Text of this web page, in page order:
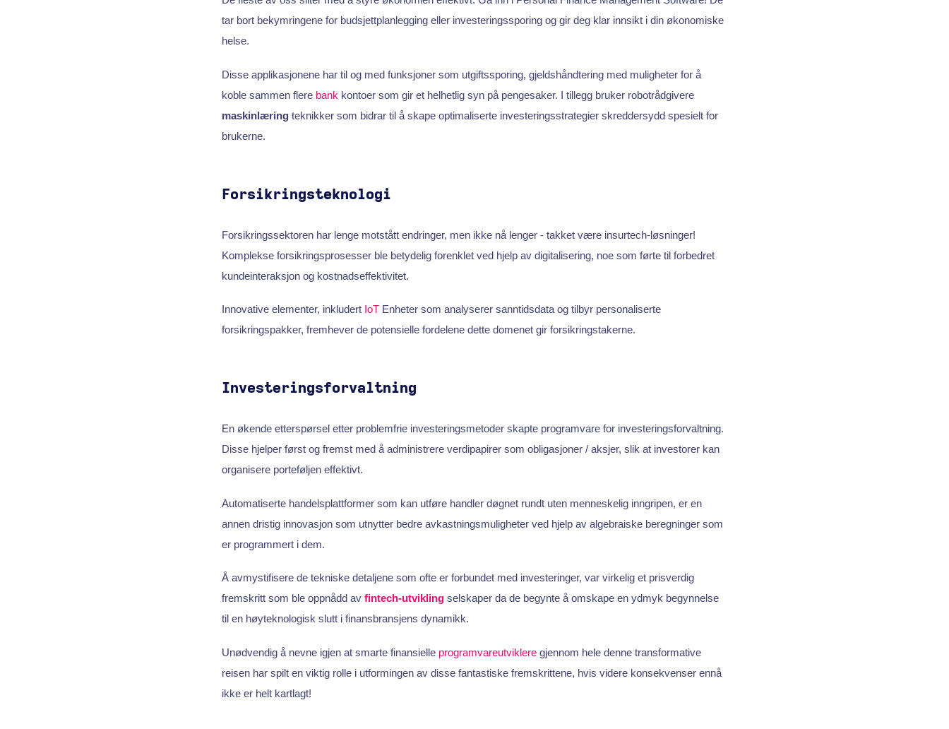
tar bort bekymringene for budsjettplanlegging eller investeringssporing og gir deg klar innsikt i din økonomiske
helse.
Disse applikasjonene har til og med funksjoner som utgiftssporing, gjeldshåndtering med muligheter for å
koble sammen flere bank kontoer som gir et helhetlig syn på pengesaker. I tillegg bruker robotrådgivere
maskinlæringteknikker som bidrar til å skape optimaliserte investeringsstrategier skreddersydd spesielt for
brukerne.
Forsikringsteknologi
Forsikringssektoren har lenge motstått endringer, men ikke nå lenger - takket være insurtech-løsninger!
Komplekse forsikringsprosesser ble betydelig forenklet ved hjelp av digitalisering, noe som førte til forbedret
kundeinteraksjon og kostnadseffektivitet.
Innovative elementer, inkludert IoTEnheter som analyserer sanntidsdata og tilbyr personaliserte
forsikringspakker, fremhever de potensielle fordelene dette domenet gir forsikringstakerne.
Investeringsforvaltning
En økende etterspørsel etter problemfrie investeringsmetoder skapte programvare for investeringsforvaltning.
Disse hjelper først og fremst med å administrere verdipapirer som obligasjoner / aksjer, slik at investorer kan
organisere porteføljen effektivt.
Automatiserte handelsplattformer som kan utføre handler døgnet rundt uten menneskelig inngripen, er en
annen dristig innovasjon som utnytter bedre avkastningsmuligheter ved hjelp av algebraiske beregninger som
er programmert i dem.
Å avmystifisere de tekniske detaljene som ofte er forbundet med investeringer, var virkelig et prisverdig
fremskritt som ble oppnådd av fintech-utviklingselskaper da de begynte å omskape en ydmyk begynnelse
til en høyteknologisk slutt i finansbransjens dynamikk.
Unødvendig å nevne igjen at smarte finansielle programvareutvikleregjennom hele denne transformative
reisen har spilt en viktig rolle i utformingen av disse fantastiske fremskrittene, hvis videre konsekvenser ennå
ikke er helt kartlagt!